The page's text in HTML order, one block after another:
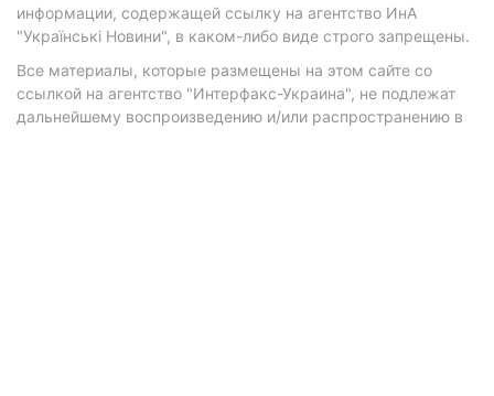
информации, содержащей ссылку на агентство ИнА
"Українські Новини", в каком-либо виде строго запрещены.
Все материалы, которые размещены на этом сайте со
ссылкой на агентство "Интерфакс-Украина", не подлежат
дальнейшему воспроизведению и/или распространению в